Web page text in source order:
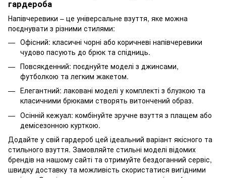
гардероба
Напівчеревики – це універсальне взуття, яке можна
поєднувати з різними стилями:
Офісний: класичні чорні або коричневі напівчеревики
чудово пасують до брюк та спідниць.
Повсякденний: поєднуйте моделі з джинсами,
футболкою та легким жакетом.
Елегантний: лаковані моделі у комплекті з блузкою та
класичними брюками створять витончений образ.
Осінній кежуал: комбінуйте зручне взуття з плащем або
демісезонною курткою.
Додайте у свій гардероб цей ідеальний варіант якісного та
стильного взуття. Замовляйте стильні моделі відомих
брендів на нашому сайті та отримуйте бездоганний сервіс,
швидку доставку та можливість скористатися вигідними